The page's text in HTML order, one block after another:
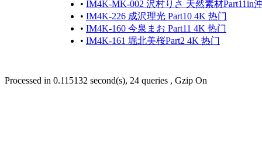
• IM4K-MK-002 沢村りさ 天然素材Part11in
• IM4K-226 成沢理光 Part10 4K 热门
• IM4K-160 今泉まお Part11 4K 热门
• IM4K-161 堀北美桜Part2 4K 热门
Processed in 0.115132 second(s), 24 queries , Gzip On